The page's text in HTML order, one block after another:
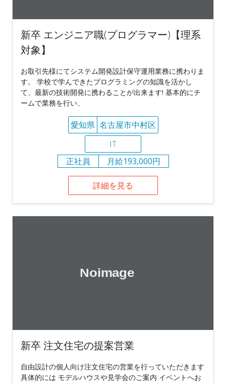
新卒 エンジニア職(プログラマー)【理系
対象】
お取引先様にてシステム開発設計保守運用業務に携わりま
す。 学校で学んできたプログラミングの知識を活かし
て、最新の技術開発に携わることが出来ます! 基本的にチ
ームで業務を行い、
愛知県 名古屋市中村区
IT
正社員
月給193,000円
詳細を見る
新卒 注文住宅の提案営業
自由設計の個人向け注文住宅の営業を行っていただきます
具体的には モデルハウスや見学会のご案内 イベントへお